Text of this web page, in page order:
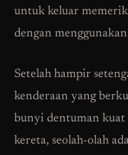
untuk keluar
dengan
Setelah hampir
kenderaan yang
bunyi dentuman kuat
kereta, seolah-olah